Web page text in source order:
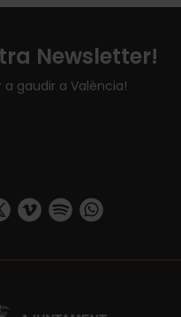
Newsletter!
a gaudir a València!
visit_valencia/
user/
twitter.com/
https://vimeo.com/
https://https://api.whatsapp.com/